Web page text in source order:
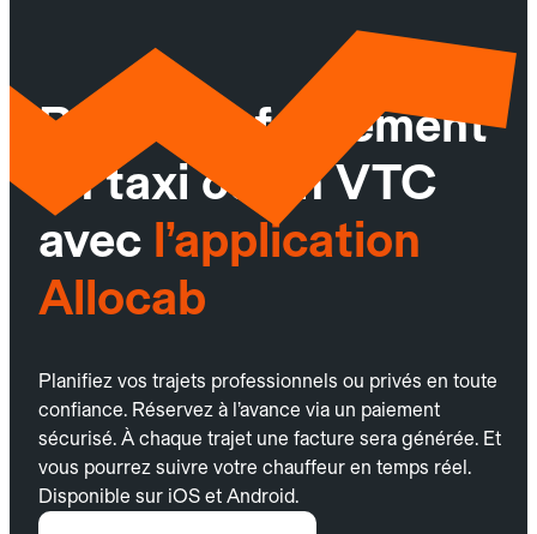
Réservez facilement
un taxi ou un VTC
avec l’application
Allocab
Planifiez vos trajets professionnels ou privés en toute
confiance. Réservez à l’avance via un paiement
sécurisé. À chaque trajet une facture sera générée. Et
vous pourrez suivre votre chauffeur en temps réel.
Disponible sur iOS et Android.